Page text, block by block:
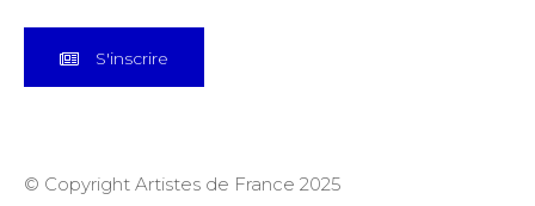
S'inscrire
© Copyright Artistes de France 2025